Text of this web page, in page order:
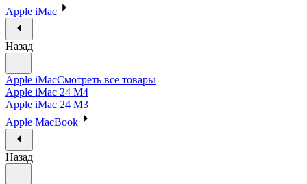
Apple iMac
Назад
Apple iMacСмотреть все товары
Apple iMac 24 M4
Apple iMac 24 M3
Apple MacBook
Назад